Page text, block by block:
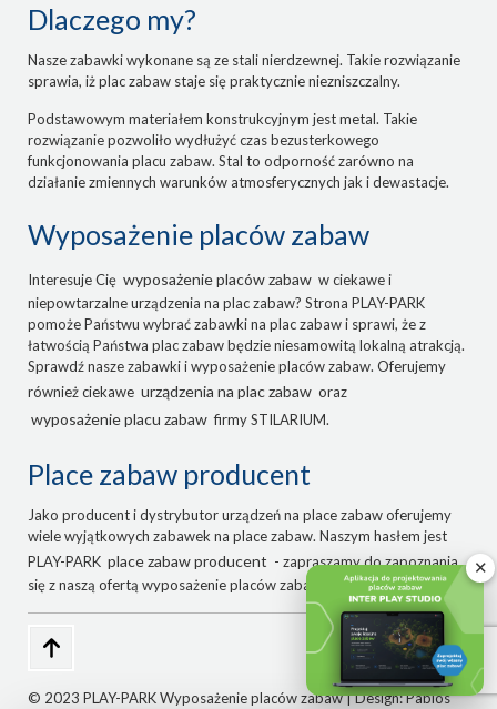
Dlaczego my?
Nasze zabawki wykonane są ze stali nierdzewnej. Takie rozwiązanie
sprawia, iż plac zabaw staje się praktycznie niezniszczalny.
Podstawowym materiałem konstrukcyjnym jest metal. Takie
rozwiązanie pozwoliło wydłużyć czas bezusterkowego
funkcjonowania placu zabaw. Stal to odporność zarówno na
działanie zmiennych warunków atmosferycznych jak i dewastacje.
Wyposażenie placów zabaw
Interesuje Cię wyposażenie placów zabaw w ciekawe i
niepowtarzalne urządzenia na plac zabaw? Strona PLAY-PARK
pomoże Państwu wybrać zabawki na plac zabaw i sprawi, że z
łatwością Państwa plac zabaw będzie niesamowitą lokalną atrakcją.
Sprawdź nasze zabawki i wyposażenie placów zabaw. Oferujemy
również ciekawe urządzenia na plac zabaw oraz
wyposażenie placu zabaw firmy STILARIUM.
Place zabaw producent
Jako producent i dystrybutor urządzeń na place zabaw oferujemy
wiele wyjątkowych zabawek na place zabaw. Naszym hasłem jest
PLAY-PARK place zabaw producent - zapraszamy do zapoznania
się z naszą ofertą wyposażenie placów zabaw.
© 2023 PLAY-PARK Wyposażenie placów zabaw | Design:Pablos
✕